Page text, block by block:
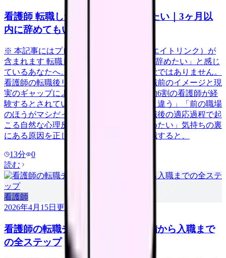
看護師 転職したばかりなのに辞めたい｜3ヶ月以
内に辞めてもいい？
※ 本記事にはプロモーション（アフィリエイトリンク）が
含まれます 転職して数日〜3ヶ月。「もう辞めたい」と感じ
ているあなたへ。それは決して異常な感覚ではありません。
看護師の転職後リアリティショック（入職前のイメージと現
実のギャップによるストレス反応）は、約6割の看護師が経
験するとされています。「思っていたのと違う」「前の職場
のほうがマシだった」と感じるのは、転職後の適応過程で起
こる自然な心理反応です。ただし、「辞めたい」気持ちの裏
にある原因を正しく分析しないまま再転職すると、
13分
0
読む
看護師
2026年4月15日 更新
看護師の転職チェックリスト｜準備から入職まで
の全ステップ